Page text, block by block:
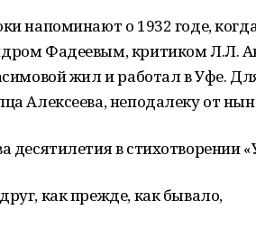
напоминают о 1932 годе,
Фадеевым, критиком Л.Л.
жил и работал в Уфе.
Алексеева, неподалеку от
десятилетия в стихотворении
как прежде, как бывало,